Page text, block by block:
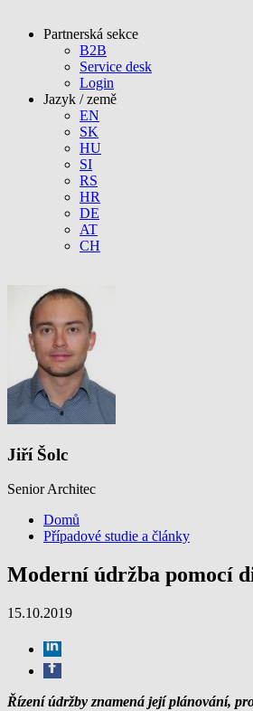
Partnerská sekce
B2B
Service desk
Login
Jazyk / země
EN
SK
HU
SI
RS
HR
DE
AT
CH
Jiří Šolc
Senior Architec
Domů
Případové studie a články
Moderní údržba pomocí
15.10.2019
Řízení údržby znamená její plánování,